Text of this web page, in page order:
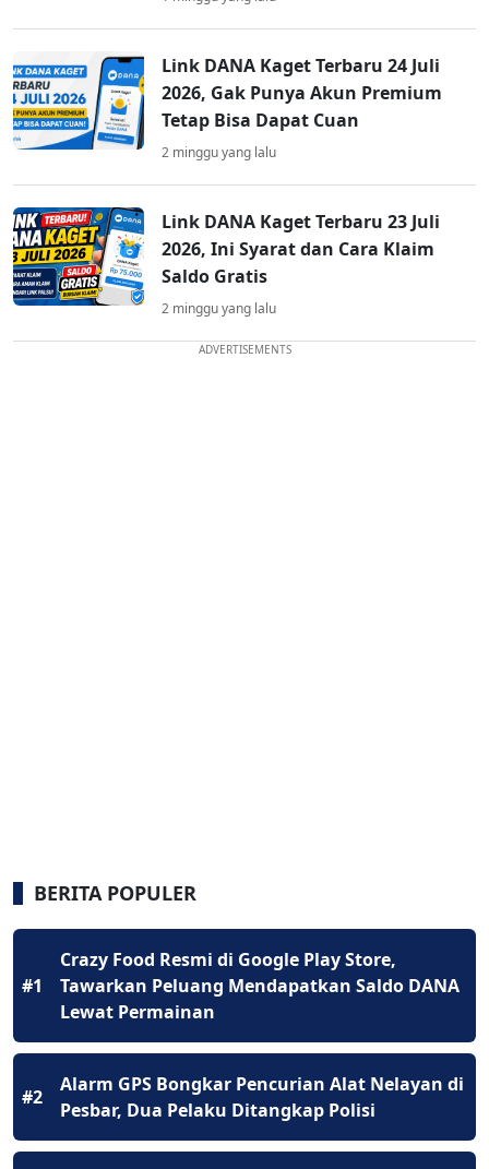
Link DANA Kaget Terbaru 24 Juli
2026, Gak Punya Akun Premium
Tetap Bisa Dapat Cuan
2 minggu yang lalu
Link DANA Kaget Terbaru 23 Juli
2026, Ini Syarat dan Cara Klaim
Saldo Gratis
2 minggu yang lalu
ADVERTISEMENTS
BERITA POPULER
#1
Crazy Food Resmi di Google Play Store,
Tawarkan Peluang Mendapatkan Saldo DANA
Lewat Permainan
#2
Alarm GPS Bongkar Pencurian Alat Nelayan di
Pesbar, Dua Pelaku Ditangkap Polisi